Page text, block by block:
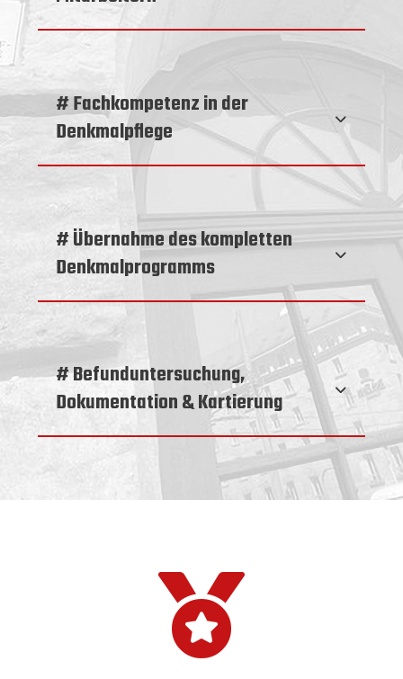
# Fachkompetenz in der
Denkmalpflege
# Übernahme des kompletten
Denkmalprogramms
# Befunduntersuchung,
Dokumentation & Kartierung
